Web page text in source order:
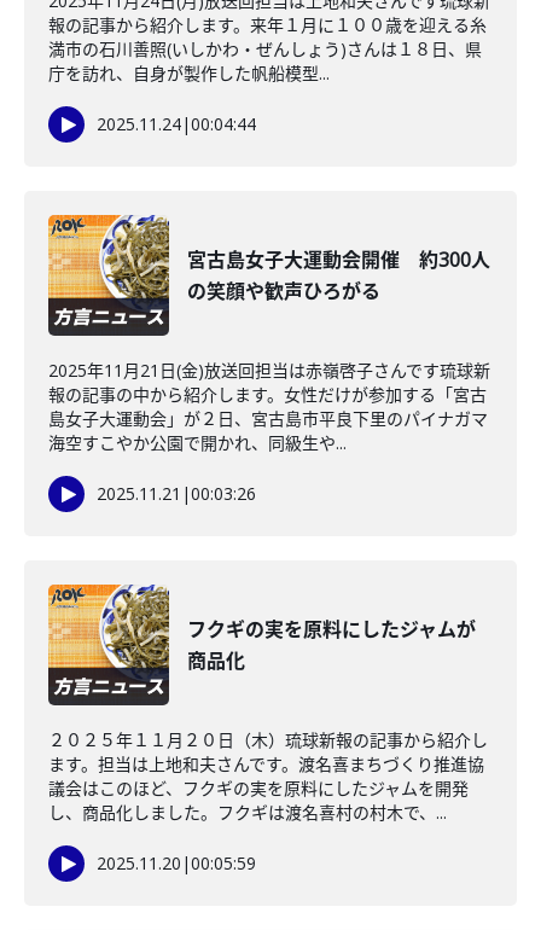
報の記事から紹介します。来年１月に１００歳を迎える糸
満市の石川善照(いしかわ・ぜんしょう)さんは１８日、県
庁を訪れ、自身が製作した帆船模型...
2025.11.24|00:04:44
宮古島女子大運動会開催 約300人
の笑顔や歓声ひろがる
2025年11月21日(金)放送回担当は赤嶺啓子さんです琉球新
報の記事の中から紹介します。女性だけが参加する「宮古
島女子大運動会」が２日、宮古島市平良下里のパイナガマ
海空すこやか公園で開かれ、同級生や...
2025.11.21 |00:03:26
フクギの実を原料にしたジャムが
商品化
２０２５年１１月２０日（木）琉球新報の記事から紹介し
ます。担当は上地和夫さんです。渡名喜まちづくり推進協
議会はこのほど、フクギの実を原料にしたジャムを開発
し、商品化しました。フクギは渡名喜村の村木で、...
2025.11.20 |00:05:59